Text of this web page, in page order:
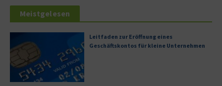
Meistgelesen
Leitfaden zur Eröffnung eines
Geschäftskontos für kleine Unternehmen